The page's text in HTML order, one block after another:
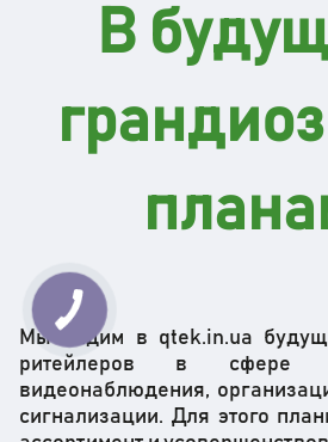
В
Мы видим в qtek.in.ua
ритейлеров в сфере
видеонаблюдения,
сигнализации. Для этого